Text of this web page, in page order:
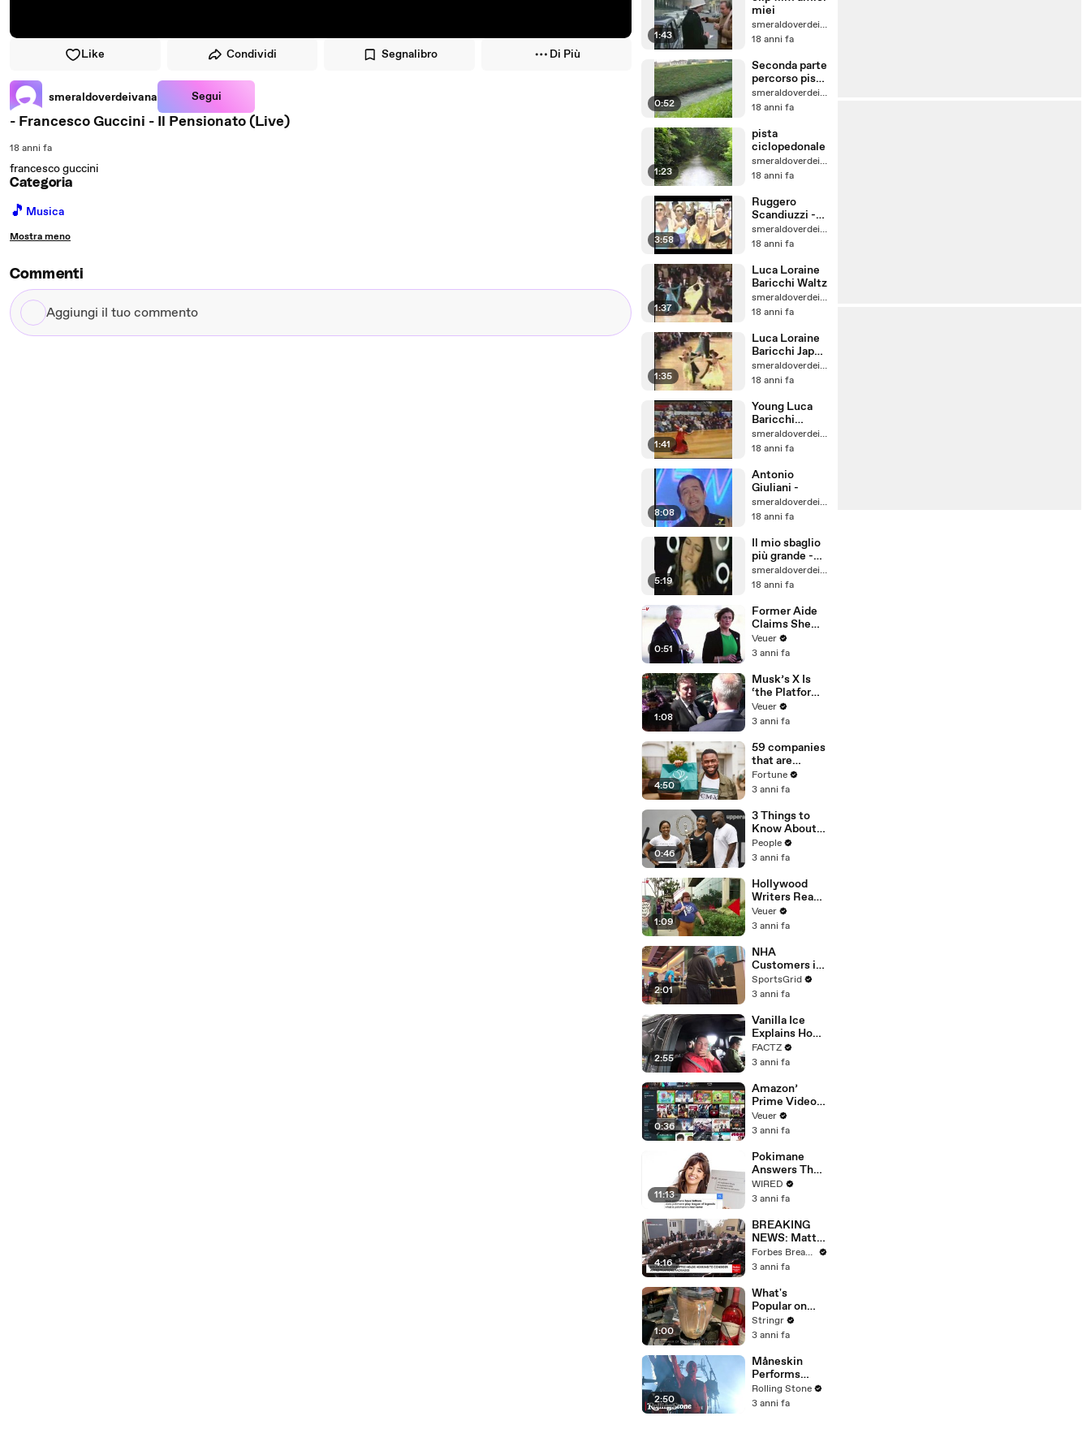
Like Condividi Segnalibro Di Più
smeraldoverdeivana Segui
- Francesco Guccini - Il Pensionato (Live)
18 anni fa
francesco guccini
Categoria
🎵 Musica
Mostra meno
Commenti
Aggiungi
il
1:43
miei
smeraldoverdeivana
18 anni fa
0:52
Seconda parte
percorso pista
ciclopedonale
smeraldoverdeivana
18 anni fa
1:23
pista
ciclopedonale
smeraldoverdeivana
18 anni fa
3:58
Ruggero
Scandiuzzi --
Euro
disperato
smeraldoverdeivana
18 anni fa
1:37
Luca Loraine
Baricchi Waltz
smeraldoverdeivana
18 anni fa
1:35
Luca Loraine
Baricchi Japan
Open - Tangosmeraldoverdeivana
18 anni fa
1:41
Young Luca
Baricchi
Loraine Barry
Foxtrot Demo
smeraldoverdeivana
18 anni fa
8:08
Antonio
Giuliani -
smeraldoverdeivana
18 anni fa
5:19
Il mio sbaglio
più grande -
Laura Pausini
Video Music
smeraldoverdeivana
18 anni fa
0:51
Former Aide
Claims She
Was Asked to
Make a ‘Hit
Trump
Veuer
3 anni fa
1:08
Musk’s X Is
‘the Platform
With the
Largest Ratio
Misinformatio
n or
Disinformatio
n’ Amongst
All Social
Media
Platforms
Veuer
3 anni fa
4:50
59 companies
that are
changing the
world: From
Chobani
Fortune
3 anni fa
0:46
3 Things to
Know About
Coco Gauff's
Parents
People
3 anni fa
1:09
Hollywood
Writers Reach
‘Tentative
Agreement’
After 146 Day
Strike
Veuer
3 anni fa
2:01
NHA
Customers in
Limbo as
Company
Potential
Merger
SportsGrid
3 anni fa
2:55
Vanilla Ice
Explains How
the 90’s
Shaped
FACTZ
3 anni fa
0:36
Amazon’
Prime Video
Will Show
Commercials
Year
Veuer
3 anni fa
11:13
Pokimane
Answers The
Web's Most
Searched
WIRED
3 anni fa
4:16
BREAKING
NEWS: Matt
Gaetz Tells
House
'I'm Not Going
To Vote For A
Continuing
Resolution'
Forbes Breaking News
3 anni fa
1:00
What's
Popular on
Uber Eats?
Stringr
3 anni fa
2:50
Måneskin
Performs
"HONEY" at
MSG
Rolling Stone
3 anni fa